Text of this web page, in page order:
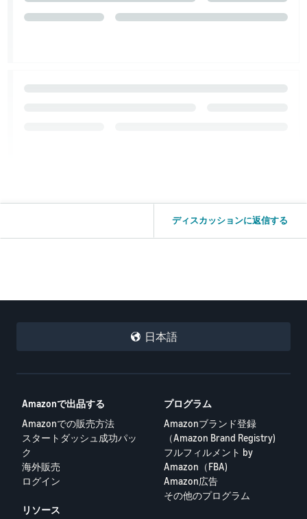
ディスカッションに返信する
日本語
Amazonで出品する
Amazonでの販売方法
スタートダッシュ成功パッ
ク
海外販売
ログイン
プログラム
Amazonブランド登録
（Amazon Brand Registry)
フルフィルメント by
Amazon（FBA)
Amazon広告
その他のプログラム
リソース